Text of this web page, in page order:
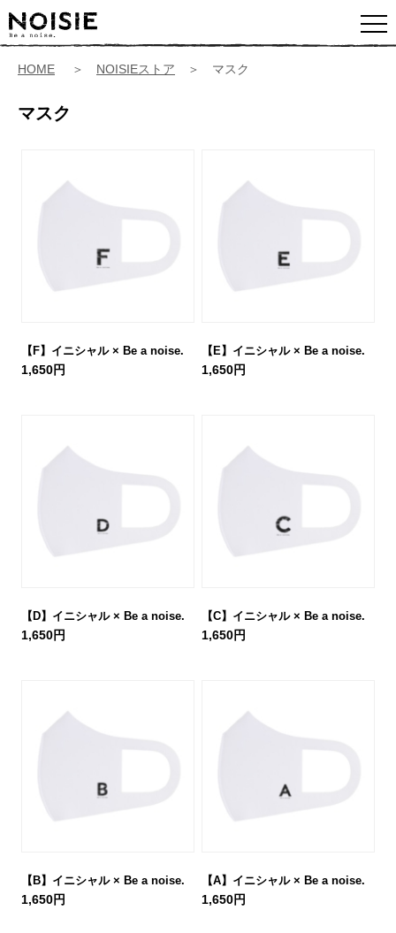
HOME ＞ NOISIEストア ＞ マスク
マスク
【F】イニシャル × Be a noise.
1,650円
【E】イニシャル × Be a noise.
1,650円
【D】イニシャル × Be a noise.
1,650円
【C】イニシャル × Be a noise.
1,650円
【B】イニシャル × Be a noise.
1,650円
【A】イニシャル × Be a noise.
1,650円